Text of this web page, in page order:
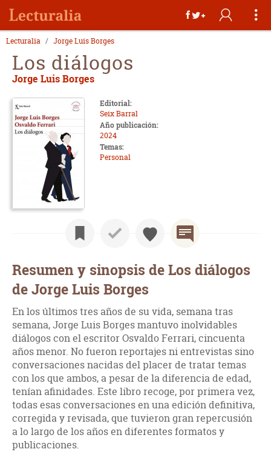
Lecturalia Jorge Luis Borges
Los diálogos
Jorge Luis Borges
Editorial:
Seix Barral
Año publicación:
2024
Temas:
Personal
Resumen y sinopsis de Los diálogos
de Jorge Luis Borges
En los últimos tres años de su vida, semana tras
semana, Jorge Luis Borges mantuvo inolvidables
diálogos con el escritor Osvaldo Ferrari, cincuenta
años menor. No fueron reportajes ni entrevistas sino
conversaciones nacidas del placer de tratar temas
con los que ambos, a pesar de la diferencia de edad,
tenían afinidades. Este libro recoge, por primera vez,
todas esas conversaciones en una edición definitiva,
corregida y revisada, que tuvieron gran repercusión
a lo largo de los años en diferentes formatos y
publicaciones.